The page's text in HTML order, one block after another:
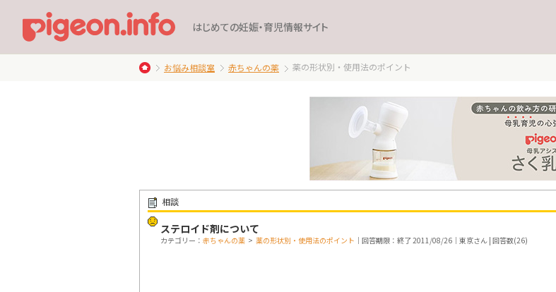
はじめての妊娠・育児情報サイト
お悩み相談室 赤ちゃんの薬 薬の形状別・使用法のポイント
相談
ステロイド剤について
カテゴリー： 赤ちゃんの薬 > 薬の形状別・使用法のポイント ｜回答期限：終了 2011/08/26｜東京さん | 回答数(26)